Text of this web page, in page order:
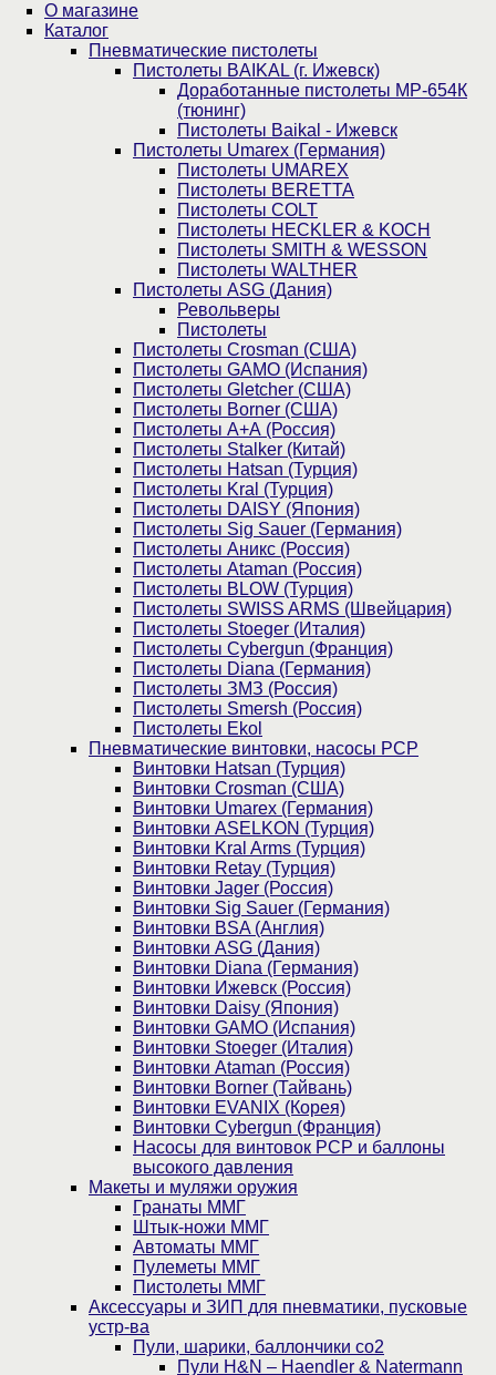
О магазине
Каталог
Пнев­ма­ти­чес­кие пистолеты
Пистолеты BAIKAL (г. Ижевск)
Доработанные пистолеты МР-654К
(тюнинг)
Пистолеты Baikal - Ижевск
Пистолеты Umarex (Германия)
Пистолеты UMAREX
Пистолеты BERETTA
Пистолеты COLT
Пистолеты HECKLER & KOCH
Пистолеты SMITH & WESSON
Пистолеты WALTHER
Пистолеты ASG (Дания)
Револьверы
Пистолеты
Пистолеты Crosman (США)
Пистолеты GAMO (Испания)
Пистолеты Gletcher (США)
Пистолеты Borner (США)
Пистолеты А+А (Россия)
Пистолеты Stalker (Китай)
Пистолеты Hatsan (Турция)
Пистолеты Kral (Турция)
Пистолеты DAISY (Япония)
Пистолеты Sig Sauer (Германия)
Пистолеты Аникс (Россия)
Пистолеты Ataman (Россия)
Пистолеты BLOW (Турция)
Пистолеты SWISS ARMS (Швейцария)
Пистолеты Stoeger (Италия)
Пистолеты Cybergun (Франция)
Пистолеты Diana (Германия)
Пистолеты ЗМЗ (Россия)
Пистолеты Smersh (Россия)
Пистолеты Ekol
Пневматические винтовки, насосы PCP
Винтовки Hatsan (Турция)
Винтовки Crosman (США)
Винтовки Umarex (Германия)
Винтовки ASELKON (Турция)
Винтовки Kral Arms (Турция)
Винтовки Retay (Турция)
Винтовки Jager (Россия)
Винтовки Sig Sauer (Германия)
Винтовки BSA (Англия)
Винтовки ASG (Дания)
Винтовки Diana (Германия)
Винтовки Ижевск (Россия)
Винтовки Daisy (Япония)
Винтовки GAMO (Испания)
Винтовки Stoeger (Италия)
Винтовки Ataman (Россия)
Винтовки Borner (Тайвань)
Винтовки EVANIX (Корея)
Винтовки Cybergun (Франция)
Насосы для винтовок PCP и баллоны
высокого давления
Макеты и муляжи оружия
Гранаты ММГ
Штык-ножи ММГ
Автоматы ММГ
Пулеметы ММГ
Пистолеты ММГ
Аксессуары и ЗИП для пневматики, пусковые
устр-ва
Пули, шарики, баллончики со2
Пули H&N – Haendler & Natermann